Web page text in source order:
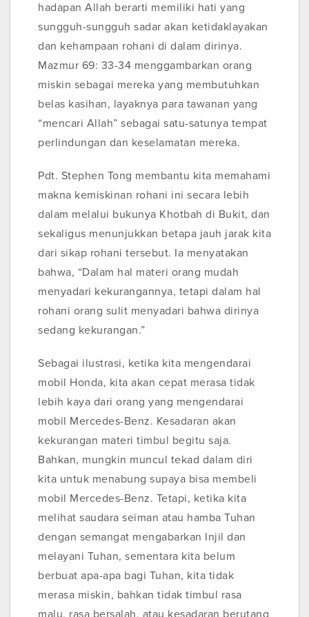
hadapan Allah berarti memiliki hati yang
sungguh-sungguh sadar akan ketidaklayakan
dan kehampaan rohani di dalam dirinya.
Mazmur 69: 33-34 menggambarkan orang
miskin sebagai mereka yang membutuhkan
belas kasihan, layaknya para tawanan yang
“mencari Allah” sebagai satu-satunya tempat
perlindungan dan keselamatan mereka.
Pdt. Stephen Tong membantu kita memahami
makna kemiskinan rohani ini secara lebih
dalam melalui bukunya Khotbah di Bukit, dan
sekaligus menunjukkan betapa jauh jarak kita
dari sikap rohani tersebut. Ia menyatakan
bahwa, “Dalam hal materi orang mudah
menyadari kekurangannya, tetapi dalam hal
rohani orang sulit menyadari bahwa dirinya
sedang kekurangan.”
Sebagai ilustrasi, ketika kita mengendarai
mobil Honda, kita akan cepat merasa tidak
lebih kaya dari orang yang mengendarai
mobil Mercedes-Benz. Kesadaran akan
kekurangan materi timbul begitu saja.
Bahkan, mungkin muncul tekad dalam diri
kita untuk menabung supaya bisa membeli
mobil Mercedes-Benz. Tetapi, ketika kita
melihat saudara seiman atau hamba Tuhan
dengan semangat mengabarkan Injil dan
melayani Tuhan, sementara kita belum
berbuat apa-apa bagi Tuhan, kita tidak
merasa miskin, bahkan tidak timbul rasa